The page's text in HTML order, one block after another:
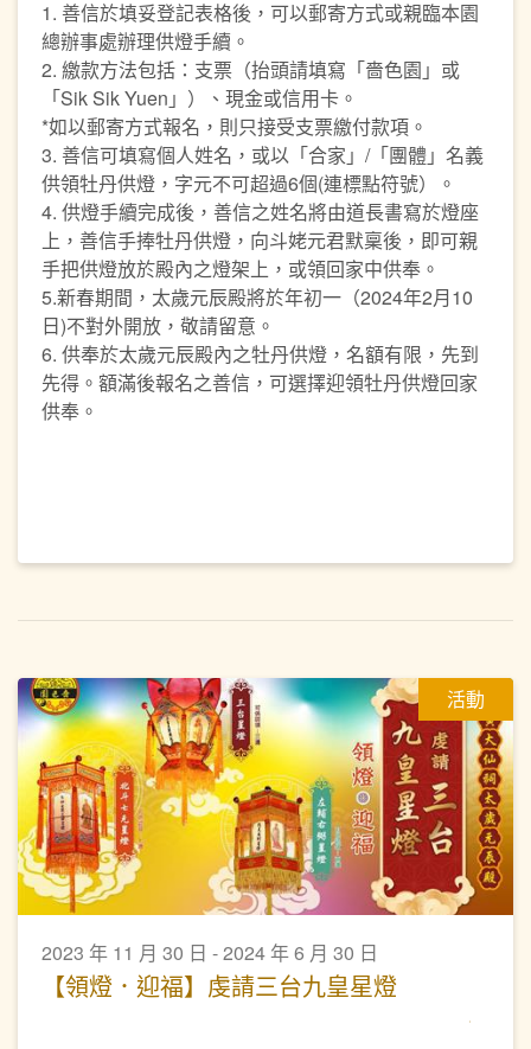
1. 善信於填妥登記表格後，可以郵寄方式或親臨本園
總辦事處辦理供燈手續。
2. 繳款方法包括：支票（抬頭請填寫「嗇色園」或
「Sik Sik Yuen」）、現金或信用卡。
*如以郵寄方式報名，則只接受支票繳付款項。
3. 善信可填寫個人姓名，或以「合家」/「團體」名義
供領牡丹供燈，字元不可超過6個(連標點符號）。
4. 供燈手續完成後，善信之姓名將由道長書寫於燈座
上，善信手捧牡丹供燈，向斗姥元君默稟後，即可親
手把供燈放於殿內之燈架上，或領回家中供奉。
5.新春期間，太歲元辰殿將於年初一（2024年2月10
日)不對外開放，敬請留意。
6. 供奉於太歲元辰殿內之牡丹供燈，名額有限，先到
先得。額滿後報名之善信，可選擇迎領牡丹供燈回家
供奉。
活動
2023 年 11 月 30 日 - 2024 年 6 月 30 日
【領燈．迎福】虔請三台九皇星燈